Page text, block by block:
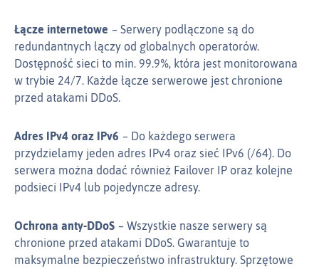
Łącze internetowe
Serwery podłączone są do
redundantnych łączy od globalnych operatorów.
Dostępność sieci to min. 99.9%, która jest monitorowana
w trybie 24/7. Każde łącze serwerowe jest chronione
przed atakami DDoS.
Adres IPv4 oraz IPv6
Do każdego serwera
przydzielamy jeden adres IPv4 oraz sieć IPv6 (/64). Do
serwera można dodać również Failover IP oraz kolejne
podsieci IPv4 lub pojedyncze adresy.
Ochrona anty-DDoS
Wszystkie nasze serwery są
chronione przed atakami DDoS. Gwarantuje to
maksymalne bezpieczeństwo infrastruktury. Sprzętowe